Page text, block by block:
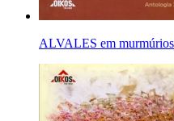
ALVALES em